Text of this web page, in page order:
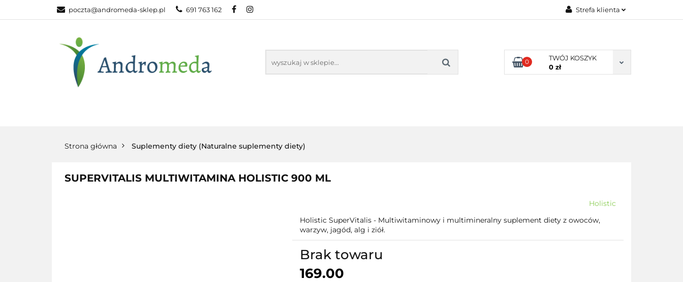
poczta@andromeda-sklep.pl 691 763 162 Strefa klienta
Zarejestruj się
Dodaj zgłoszenie
Zgody cookies
0
TWÓJ KOSZYK
0 zł
WITAMINY NATURALNE
DLA DOMU ZDROWA ŻYWNOŚĆ, DIETA
Strona główna Suplementy diety (Naturalne suplementy diety)
SUPERVITALIS MULTIWITAMINA HOLISTIC 900 ML
Holistic
Holistic SuperVitalis - Multiwitaminowy i multimineralny suplement diety z owoców,
warzyw, jagód, alg i ziół.
Brak towaru
169.00